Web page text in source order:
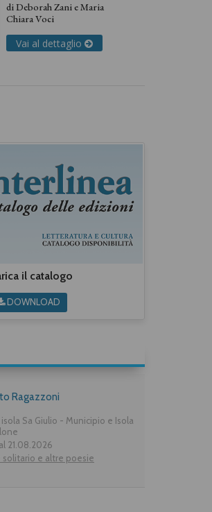
diDeborah ZanieMaria
Chiara Voci
Vai al dettaglio
il catalogo
DOWNLOAD
Ragazzoni
Sa Giulio - Municipio e Isola
21.08.2026
solitario e altre poesie